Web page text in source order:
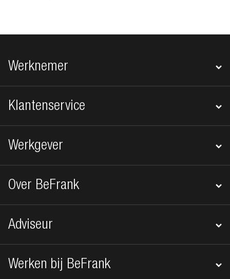
Footer navigatie
Werknemer
Klantenservice
Werkgever
Over BeFrank
Adviseur
Werken bij BeFrank